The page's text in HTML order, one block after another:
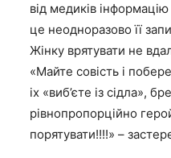
від медиків
це неодноразово її
Жінку врятувати не
«Майте совість і
іх «виб’єте із сідла»,
рівнопропорційно
порятувати!!!!» –